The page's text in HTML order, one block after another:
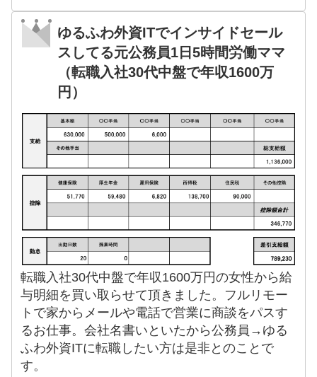
ゆるふわ外資ITでインサイドセール
スしてる元公務員1日5時間労働ママ
（転職入社30代中盤で年収1600万
円）
転職入社30代中盤で年収1600万円の女性から給
与明細を買い取らせて頂きました。フルリモー
トで家からメールや電話で営業に商談をパスす
るお仕事。会社名書いといたから公務員→ゆる
ふわ外資ITに転職したい方は是非とのことで
す。